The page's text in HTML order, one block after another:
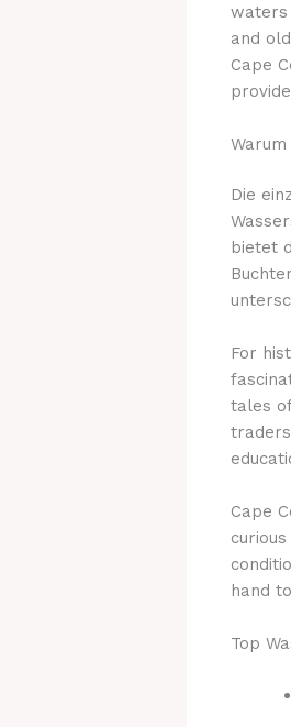
waters
and
Cape
Die
bietet
For
tales
Cape
hand
Top